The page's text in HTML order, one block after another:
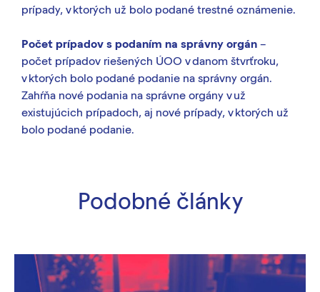
prípady, v ktorých už bolo podané trestné oznámenie.
Počet prípadov s podaním na správny orgán –
počet prípadov riešených ÚOO v danom štvrťroku,
v ktorých bolo podané podanie na správny orgán.
Zahŕňa nové podania na správne orgány v už
existujúcich prípadoch, aj nové prípady, v ktorých už
bolo podané podanie.
Podobné články